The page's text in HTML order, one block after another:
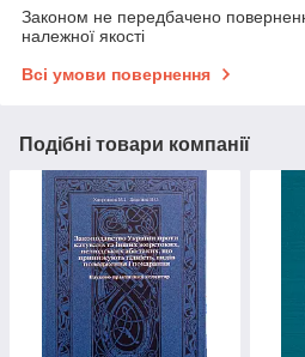
Законом не передбачено
належної якості
Всі умови повернення
Подібні товари компанії